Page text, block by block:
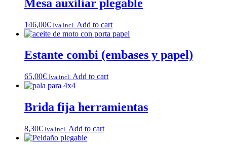
Mesa auxiliar plegable
146,00€ Iva incl. Add to cart
Estante combi (embases y papel)
65,00€ Iva incl. Add to cart
Brida fija herramientas
8,30€ Iva incl. Add to cart